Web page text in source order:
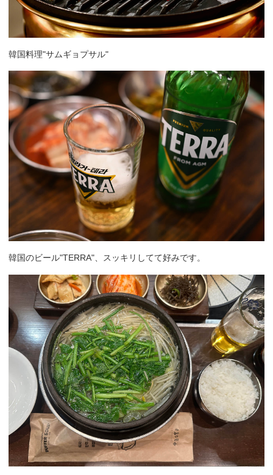
韓国料理"サムギョプサル"
韓国のビール"TERRA"、スッキリしてて好みです。